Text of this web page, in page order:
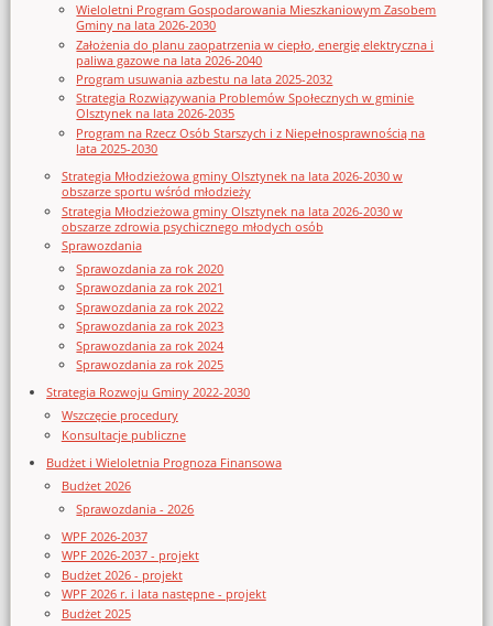
Wieloletni Program Gospodarowania Mieszkaniowym Zasobem
Gminy na lata 2026-2030
Założenia do planu zaopatrzenia w ciepło, energię elektryczna i
paliwa gazowe na lata 2026-2040
Program usuwania azbestu na lata 2025-2032
Strategia Rozwiązywania Problemów Społecznych w gminie
Olsztynek na lata 2026-2035
Program na Rzecz Osób Starszych i z Niepełnosprawnością na
lata 2025-2030
Strategia Młodzieżowa gminy Olsztynek na lata 2026-2030 w
obszarze sportu wśród młodzieży
Strategia Młodzieżowa gminy Olsztynek na lata 2026-2030 w
obszarze zdrowia psychicznego młodych osób
Sprawozdania
Sprawozdania za rok 2020
Sprawozdania za rok 2021
Sprawozdania za rok 2022
Sprawozdania za rok 2023
Sprawozdania za rok 2024
Sprawozdania za rok 2025
Strategia Rozwoju Gminy 2022-2030
Wszczęcie procedury
Konsultacje publiczne
Budżet i Wieloletnia Prognoza Finansowa
Budżet 2026
Sprawozdania - 2026
WPF 2026-2037
WPF 2026-2037 - projekt
Budżet 2026 - projekt
WPF 2026 r. i lata następne - projekt
Budżet 2025